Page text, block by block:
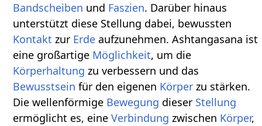
Bandscheiben und Faszien. Darüber hinaus
unterstützt diese Stellung dabei, bewussten
Kontakt zur Erde aufzunehmen. Ashtangasana ist
eine großartige Möglichkeit, um die
Körperhaltung zu verbessern und das
Bewusstsein für den eigenen Körper zu stärken.
Die wellenförmige Bewegung dieser Stellung
ermöglicht es, eineVerbindung zwischen Körper,